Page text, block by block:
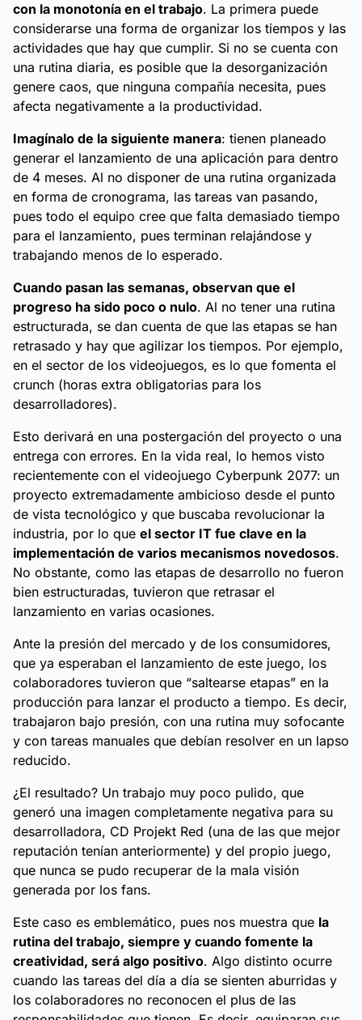
con la monotonía en el trabajo. La primera puede
considerarse una forma de organizar los tiempos y las
actividades que hay que cumplir. Si no se cuenta con
una rutina diaria, es posible que la desorganización
genere caos, que ninguna compañía necesita, pues
afecta negativamente a la productividad.
Imagínalo de la siguiente manera: tienen planeado
generar el lanzamiento de una aplicación para dentro
de 4 meses. Al no disponer de una rutina organizada
en forma de cronograma, las tareas van pasando,
pues todo el equipo cree que falta demasiado tiempo
para el lanzamiento, pues terminan relajándose y
trabajando menos de lo esperado.
Cuando pasan las semanas, observan que el
progreso ha sido poco o nulo. Al no tener una rutina
estructurada, se dan cuenta de que las etapas se han
retrasado y hay que agilizar los tiempos. Por ejemplo,
en el sector de los videojuegos, es lo que fomenta el
crunch (horas extra obligatorias para los
desarrolladores).
Esto derivará en una postergación del proyecto o una
entrega con errores. En la vida real, lo hemos visto
recientemente con el videojuego Cyberpunk 2077: un
proyecto extremadamente ambicioso desde el punto
de vista tecnológico y que buscaba revolucionar la
industria, por lo que el sector IT fue clave en la
implementación de varios mecanismos novedosos.
No obstante, como las etapas de desarrollo no fueron
bien estructuradas, tuvieron que retrasar el
lanzamiento en varias ocasiones.
Ante la presión del mercado y de los consumidores,
que ya esperaban el lanzamiento de este juego, los
colaboradores tuvieron que “saltearse etapas” en la
producción para lanzar el producto a tiempo. Es decir,
trabajaron bajo presión, con una rutina muy sofocante
y con tareas manuales que debían resolver en un lapso
reducido.
¿El resultado? Un trabajo muy poco pulido, que
generó una imagen completamente negativa para su
desarrolladora, CD Projekt Red (una de las que mejor
reputación tenían anteriormente) y del propio juego,
que nunca se pudo recuperar de la mala visión
generada por los fans.
Este caso es emblemático, pues nos muestra que la
rutina del trabajo, siempre y cuando fomente la
creatividad, será algo positivo. Algo distinto ocurre
cuando las tareas del día a día se sienten aburridas y
los colaboradores no reconocen el plus de las